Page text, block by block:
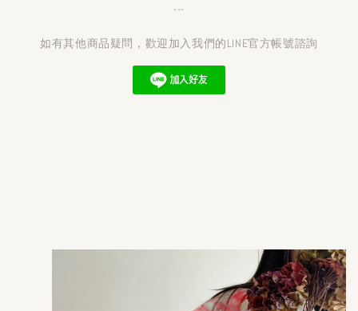
---
如有其他商品疑問，歡迎加入我們的LINE官方帳號諮詢